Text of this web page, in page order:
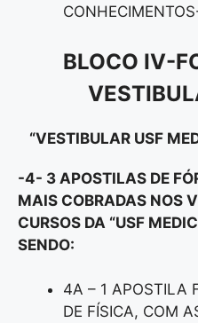
BLOCO IV-
“VESTIBULAR USF
-4- 3 APOSTILAS DE
MAIS COBRADAS NOS
CURSOS DA “USF
SENDO:
4A – 1 APOSTILA
DE FÍSICA, COM